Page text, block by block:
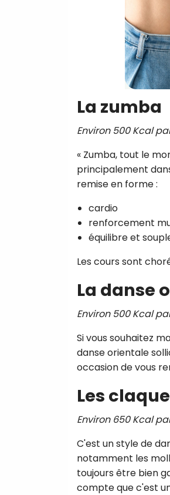
La zumba
Environ 500 Kcal
« Zumba, tout le
principalement
remise en forme :
cardio
renforcement
équilibre et
Les cours sont
La danse
Environ 500 Kcal
Si vous souhaitez
danse orientale
occasion de vous
Les
Environ 650 Kcal
C'est un style de
notamment les
toujours être bien
compte que c'est